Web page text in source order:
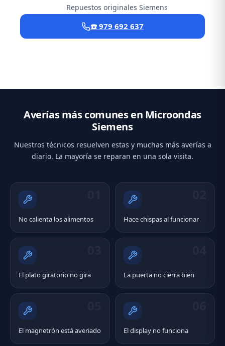
Repuestos originales Siemens
☎️ 979 692 637
Averías más comunes en Microondas
Siemens
Nuestros técnicos resuelven estas y muchas más averías a
diario. La mayoría se reparan en una sola visita.
No calienta los alimentos Hace chispas al funcionar
El plato giratorio no gira La puerta no cierra bien
El magnetrón está averiado El display no funciona